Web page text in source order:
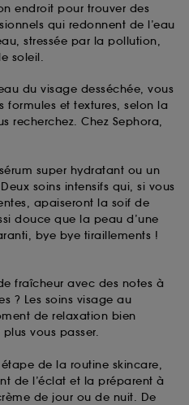
endroit pour trouver des
qui redonnent de l’eau
stressée par la pollution,
soleil.
du visage desséchée, vous
formules et textures, selon la
recherchez. Chez Sephora,
super hydratant ou un
soins intensifs qui, si vous
apaiseront la soif de
douce que la peau d’une
bye bye tiraillements !
fraîcheur avec des notes à
? Les soins visage au
de relaxation bien
vous passer.
de la routine skincare,
de l’éclat et la préparent à
de jour ou de nuit. De